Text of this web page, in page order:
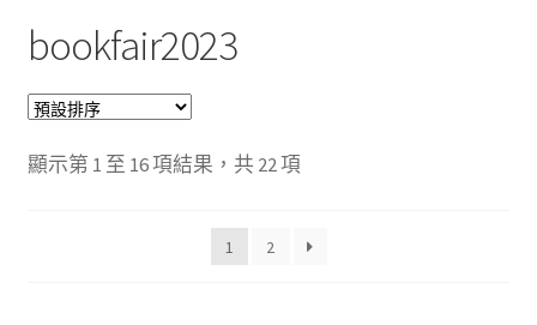
bookfair2023
顯示第 1 至 16 項結果，共 22 項
1 2